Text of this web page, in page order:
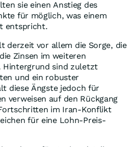
sie einen Anstieg des
für möglich, was einem
entspricht.
derzeit vor allem die Sorge, die
Zinsen im weiteren
Hintergrund sind zuletzt
und ein robuster
diese Ängste jedoch für
verweisen auf den Rückgang
im Iran-Konflikt
für eine Lohn-Preis-